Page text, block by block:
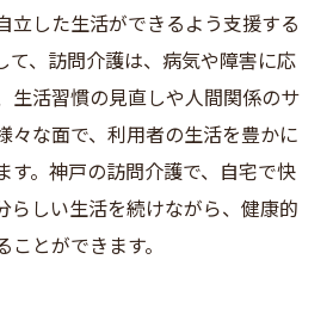
立した生活ができるよう支援する
て、訪問介護は、病気や障害に応
生活習慣の見直しや人間関係のサ
々な面で、利用者の生活を豊かに
す。神戸の訪問介護で、自宅で快
らしい生活を続けながら、健康的
とができます。